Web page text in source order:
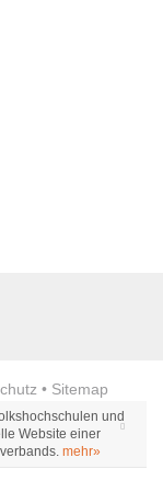
• Sitemap
und
Website einer
mehr»